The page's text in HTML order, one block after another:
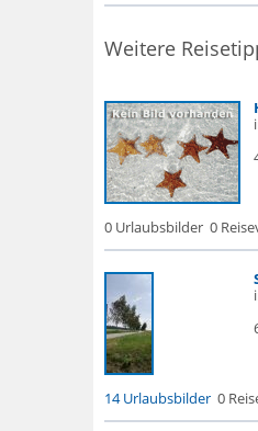
Weitere
0 Urlaubsbilder 0
14 Urlaubsbilder 0